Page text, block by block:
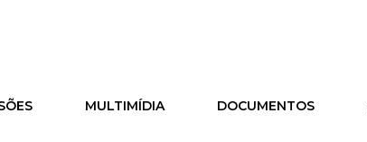
MULTIMÍDIA DOCUMENTOS